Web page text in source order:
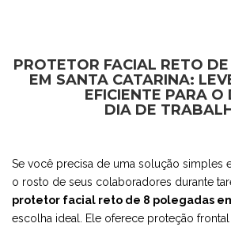
PROTETOR FACIAL RETO
EM SANTA CATARINA:
EFICIENTE PARA O
DIA DE
Se você precisa de uma solução simples
o rosto de seus colaboradores durante
protetor facial reto de 8 polegadas
escolha ideal. Ele oferece proteção